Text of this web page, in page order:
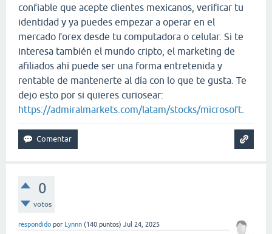
confiable que acepte clientes mexicanos, verificar tu
identidad y ya puedes empezar a operar en el
mercado forex desde tu computadora o celular. Si te
interesa también el mundo cripto, el marketing de
afiliados ahí puede ser una forma entretenida y
rentable de mantenerte al día con lo que te gusta. Te
dejo esto por si quieres curiosear:
https://admiralmarkets.com/latam/stocks/microsoft
0
votos
respondido por Lynnn (140 puntos) Jul 24, 2025